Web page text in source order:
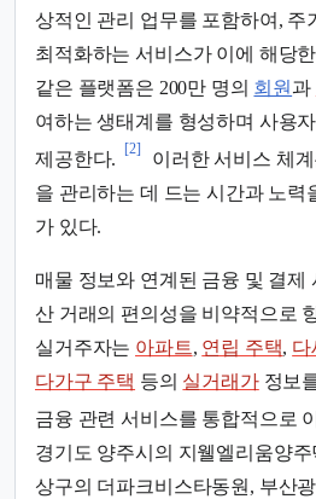
상적인 관리 업무를 포함하여, 주
최적화하는 서비스가 이에 해당
같은 플랫폼은 200만 명의 회원 과
여하는 생태계를 형성하며 사용
제공한다.
[2]
이러한 서비스 체
을 관리하는 데 드는 시간과 노력
가 있다.
매물 정보와 연계된 금융 및 결제
산 거래의 편의성을 비약적으로
실거주자는 아파트, 연립 주택, 다
다가구 주택 등의 실거래가정보
금융 관련 서비스를 통합적으로
경기도 양주시의 지웰엘리움양
상구의 더파크비스타동원, 부산